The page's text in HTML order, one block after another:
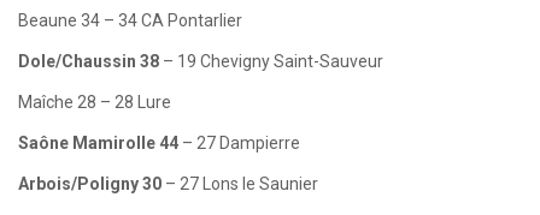
Beaune 34 – 34 CA Pontarlier
Dole/Chaussin 38 – 19 Chevigny Saint-Sauveur
Maîche 28 – 28 Lure
Saône Mamirolle 44 – 27 Dampierre
Arbois/Poligny 30 – 27 Lons le Saunier